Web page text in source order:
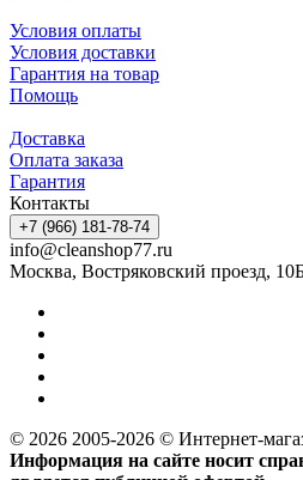
Условия оплаты
Условия доставки
Гарантия на товар
Помощь
Доставка
Оплата заказа
Гарантия
Контакты
+7 (966) 181-78-74
info@cleanshop77.ru
Москва, Востряковский проезд,
© 2026 2005-2026 © Интернет-
Информация на сайте носит